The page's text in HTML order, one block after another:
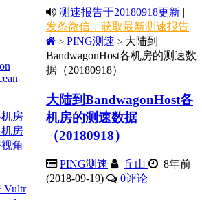
房
房
角
Vultr
测速报告于20180918更新 |
发条微信，获取最新测速报告
> PING测速 > 大陆到
BandwagonHost各机房的测速数
据（20180918）
大陆到BandwagonHost各
机房的测速数据
（20180918）
PING测速 丘山
8年前
(2018-09-19)
0评论